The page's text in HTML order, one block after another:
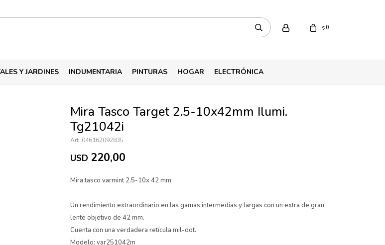
Y JARDINES INDUMENTARIA PINTURAS HOGAR ELECTRÓNICA
$ 0
Mira Tasco Target 2.5-10x42mm Ilumi.
Tg21042i
046162092835
USD 220,00
Mira tasco varmint 2.5-10x 42 mm
Un rendimiento extraordinario en las gamas intermedias y largas con un extra de gran
lente objetivo de 42 mm.
Cuenta con una verdadera retícula mil-dot.
Modelo: var251042m